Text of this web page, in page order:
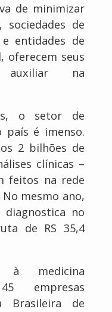
de minimizar
de
e entidades de
oferecem seus
auxiliar na
o setor de
país é imenso.
2 bilhões de
clínicas –
feitos na rede
mesmo ano,
diagnostica no
de RS 35,4
à medicina
empresas
Brasileira de